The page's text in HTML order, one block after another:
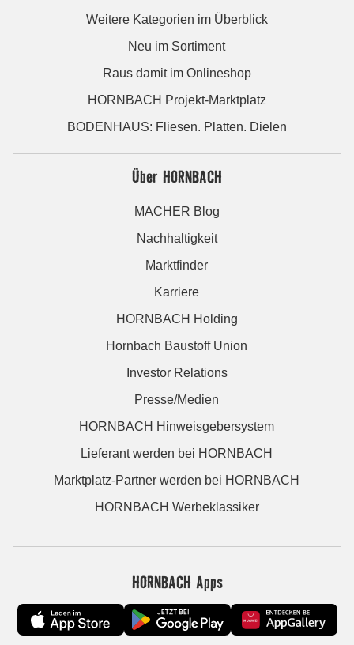
Weitere Kategorien im Überblick
Neu im Sortiment
Raus damit im Onlineshop
HORNBACH Projekt-Marktplatz
BODENHAUS: Fliesen. Platten. Dielen
Über HORNBACH
MACHER Blog
Nachhaltigkeit
Marktfinder
Karriere
HORNBACH Holding
Hornbach Baustoff Union
Investor Relations
Presse/Medien
HORNBACH Hinweisgebersystem
Lieferant werden bei HORNBACH
Marktplatz-Partner werden bei HORNBACH
HORNBACH Werbeklassiker
HORNBACH Apps